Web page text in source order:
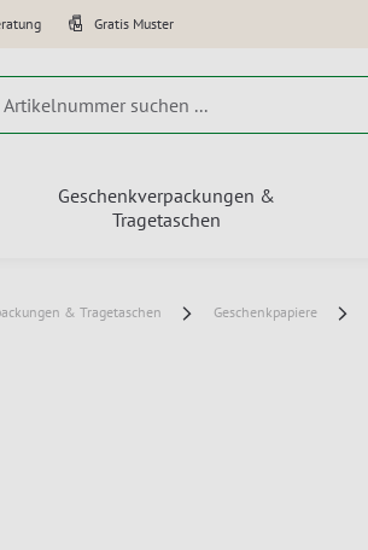
Gratis Muster
Geschenkverpackungen &
Tragetaschen
& Tragetaschen Geschenkpapiere